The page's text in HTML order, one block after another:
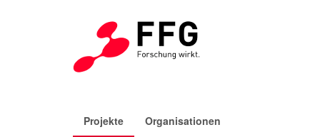
Projekte(aktiv)Organisationen